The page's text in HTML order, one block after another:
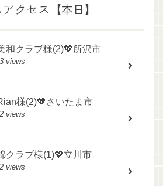
クセス【本日】
和クラブ様(2)💖所沢市
3 views
様(2)💖さいたま市
2 views
クラブ様(1)💖立川市
2 views